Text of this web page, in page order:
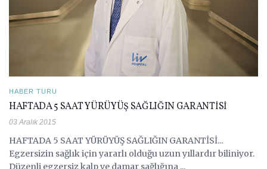
HABER TURU
HAFTADA 5 SAAT YÜRÜYÜŞ SAĞLIĞIN GARANTİSİ
03 Aralık 2015
HAFTADA 5 SAAT YÜRÜYÜŞ SAĞLIĞIN GARANTİSİ...
Egzersizin sağlık için yararlı olduğu uzun yıllardır biliniyor.
Düzenli egzersiz kalp ve damar sağlığına ...